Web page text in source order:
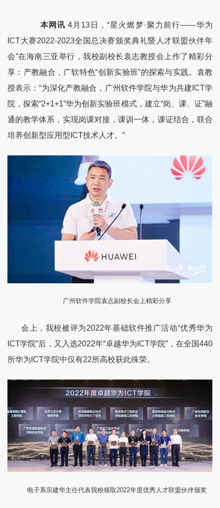
本网讯 4月 13 日，“星火燃梦·聚力前行——华为
ICT大赛2022-2023全国总决赛颁奖典礼暨人才联盟伙伴年
会”在海南三亚举行，我校副校长袁志教授会上作了精彩分
享：产教融合，广软特色“创新实验班”的探索与实践。袁教
授表示：“为深化产教融合，广州软件学院与华为共建 ICT学
院，探索“2+1+1”华为创新实验班模式，建立“岗、课、证”融
通的教学体系，实现岗课对接，课训一体，课证结合，联合
培养创新型应用型 ICT技术人才。”
广州软件学院袁志副校长会上精彩分享
会上，我校被评为2022年基础软件推广活动“优秀华为
ICT学院”后，又入选2022年“卓越华为 ICT学院”，在全国440
所华为 ICT学院中仅有22所高校获此殊荣。
电子系宗建华主任代表我校领取 2022年度优秀人才联盟伙伴颁奖